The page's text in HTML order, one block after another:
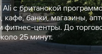
с британской
банки, магазины,
фитнес-центры. До
25 минут.